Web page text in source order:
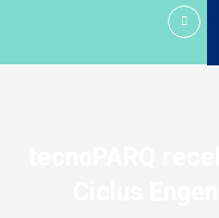
o